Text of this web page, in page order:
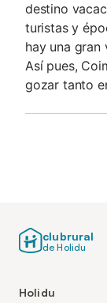
destino
turistas y
hay una gran
Así pues,
gozar tanto
clubrural
de Holidu
Holidu